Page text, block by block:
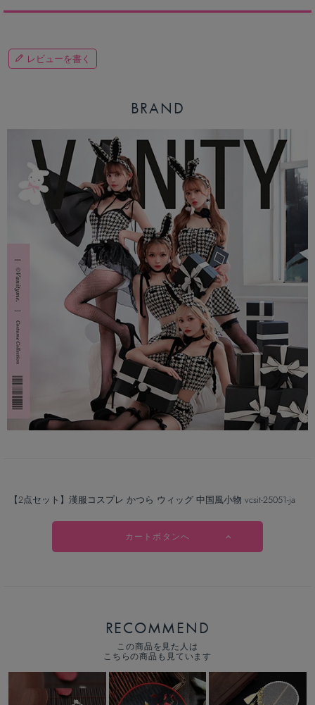
レビューを書く
BRAND
【2点セット】漢服コスプレ かつら ウィッグ 中国風小物 vcsit-25051-ja
カートボタンへ
RECOMMEND
この商品を見た人は
こちらの商品も見ています